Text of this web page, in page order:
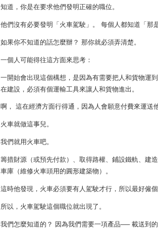
知道，你是在要求他們發明正確的職位。
他們沒有必要發明「火車駕駛」。 每個人都知道「那
如果你不知道的話怎麼辦？ 那你就必須弄清楚。
一個人可能得往這方面來思考：
一開始會出現這個構想，是因為有需要把人和貨物運
在建設，必須有個運輸工具來讓人和貨物進出。
啊， 這在經濟方面行得通，因為人會願意付費來運送
火車就做這事兒。
我們就用火車吧。
籌措財源（或預先付款）、取得路權、鋪設鐵軌、建
車庫（維修火車頭用的圓形建築物）。
這時他發現，火車必須要有人駕駛才行，所以最好僱個
所以，火車駕駛這個職位就出現了。
我們怎麼知道的？ 因為我們需要一項產品── 載送到的